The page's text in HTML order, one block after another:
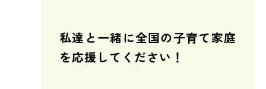
私達と一緒に全国の子育て家庭
を応援してください！